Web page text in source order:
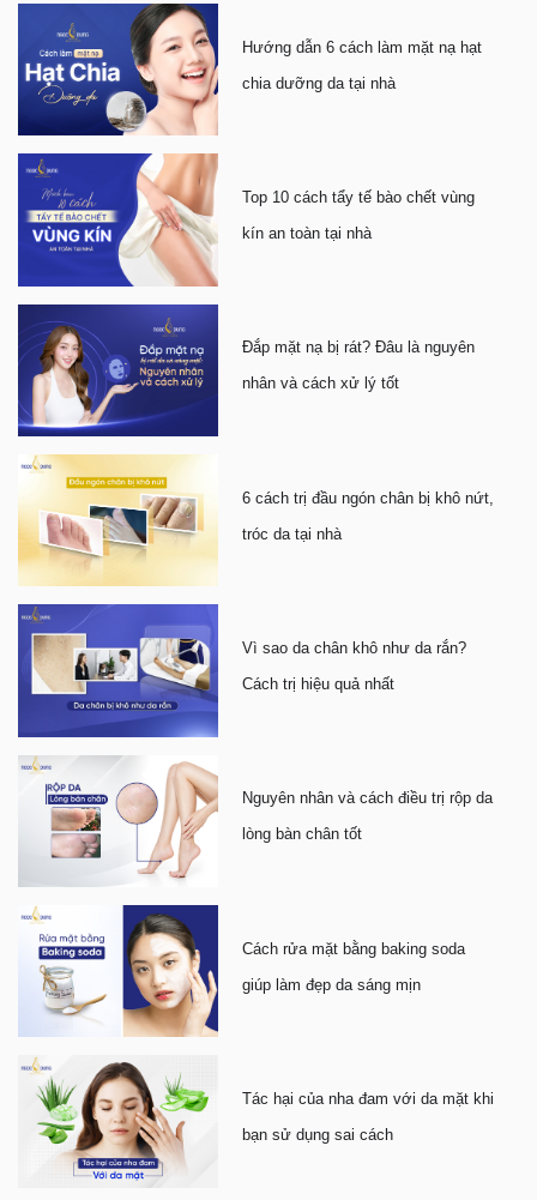
Hướng dẫn 6 cách làm mặt nạ hạt
chia dưỡng da tại nhà
Top 10 cách tẩy tế bào chết vùng
kín an toàn tại nhà
Đắp mặt nạ bị rát? Đâu là nguyên
nhân và cách xử lý tốt
6 cách trị đầu ngón chân bị khô nứt,
tróc da tại nhà
Vì sao da chân khô như da rắn?
Cách trị hiệu quả nhất
Nguyên nhân và cách điều trị rộp da
lòng bàn chân tốt
Cách rửa mặt bằng baking soda
giúp làm đẹp da sáng mịn
Tác hại của nha đam với da mặt khi
bạn sử dụng sai cách